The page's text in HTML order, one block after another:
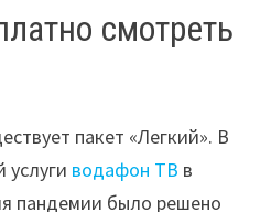
смотреть
пакет «Легкий». В
услуги водафон ТВ в
пандемии было решено